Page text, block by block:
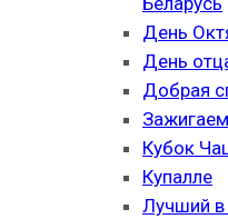
День
День
Добрая
Кубок
Купалле
Лучший в